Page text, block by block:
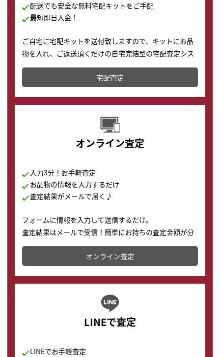
配送でも安全な無料宅配キットをご手配
最短即日入金！
ご自宅に宅配キットを送付致しますので、キットにお品
物を入れ、ご返送頂くだけの自宅完結型の宅配査定シス
テムです。
配送でも簡単&安全に査定・買取に出すことが可能で
す。
宅配査定
オンライン査定
入力3分！お手軽査定
お品物の情報を入力するだけ
査定結果がメールで届く♪
フォームに情報を入力して送信するだけ。
査定結果はメールで受信！簡単にお持ちの査定金額が分
かります。
オンライン査定
LINEで査定
LINEでお手軽査定